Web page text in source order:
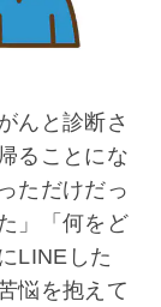
んと診断さ
ることにな
ただけだっ
」「何をど
LINEした
悩を抱えて